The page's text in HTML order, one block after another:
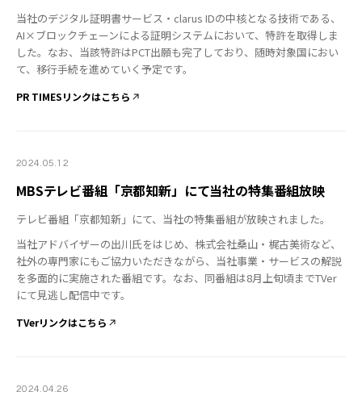
当社のデジタル証明書サービス・clarus IDの中核となる技術である、
AI×ブロックチェーンによる証明システムにおいて、特許を取得しま
した。なお、当該特許はPCT出願も完了しており、随時対象国におい
て、移行手続を進めていく予定です。
PR TIMESリンクはこちら
2024.05.12
MBSテレビ番組「京都知新」にて当社の特集番組放映
テレビ番組「京都知新」にて、当社の特集番組が放映されました。
当社アドバイザーの出川氏をはじめ、株式会社桑山・梶古美術など、
社外の専門家にもご協力いただきながら、当社事業・サービスの解説
を多面的に実施された番組です。なお、同番組は8月上旬頃までTVer
にて見逃し配信中です。
TVerリンクはこちら
2024.04.26